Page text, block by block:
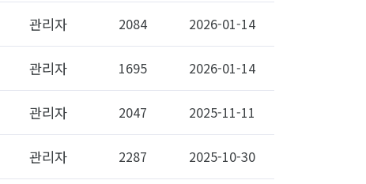
관리자 2084 2026-01-14
관리자 1695 2026-01-14
관리자 2047 2025-11-11
관리자 2287 2025-10-30